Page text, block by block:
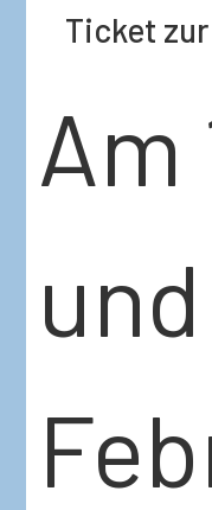
Ticket
Am